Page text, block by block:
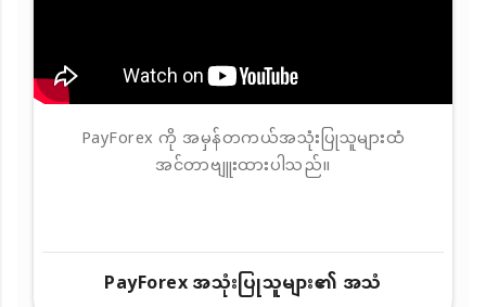
PayForex ကို အမှန်တကယ်အသုံးပြုသူများထံ
အင်တာဗျူးထားပါသည်။
PayForex အသုံးပြုသူများ၏ အသံ